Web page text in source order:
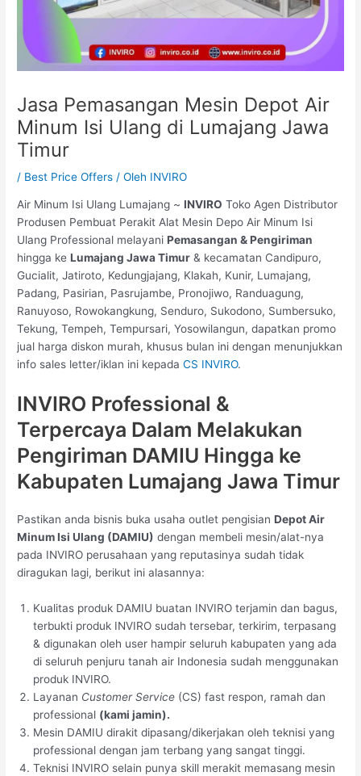
Jasa Pemasangan Mesin Depot Air
Minum Isi Ulang di Lumajang Jawa
Timur
/ Best Price Offers / Oleh INVIRO
Air Minum Isi Ulang Lumajang ~INVIRO Toko Agen Distributor
Produsen Pembuat Perakit Alat Mesin Depo Air Minum Isi
Ulang Professional melayaniPemasangan & Pengiriman
hingga keLumajang Jawa Timur & kecamatan Candipuro,
Gucialit, Jatiroto, Kedungjajang, Klakah, Kunir, Lumajang,
Padang, Pasirian, Pasrujambe, Pronojiwo, Randuagung,
Ranuyoso, Rowokangkung, Senduro, Sukodono, Sumbersuko,
Tekung, Tempeh, Tempursari, Yosowilangun, dapatkan promo
jual harga diskon murah, khusus bulan ini dengan menunjukkan
info sales letter/iklan ini kepadaCS INVIRO.
INVIRO Professional &
Terpercaya Dalam Melakukan
Pengiriman DAMIU Hingga ke
Kabupaten Lumajang Jawa Timur
Pastikan anda bisnis buka usaha outlet pengisianDepot Air
Minum Isi Ulang (DAMIU) dengan membeli mesin/alat-nya
pada INVIRO perusahaan yang reputasinya sudah tidak
diragukan lagi, berikut ini alasannya:
Kualitas produk DAMIU buatan INVIRO terjamin dan bagus,
terbukti produk INVIRO sudah tersebar, terkirim, terpasang
& digunakan oleh user hampir seluruh kabupaten yang ada
di seluruh penjuru tanah air Indonesia sudah menggunakan
produk INVIRO.
Layanan Customer Service (CS) fast respon, ramah dan
professional (kami jamin).
Mesin DAMIU dirakit dipasang/dikerjakan oleh teknisi yang
professional dengan jam terbang yang sangat tinggi.
Teknisi INVIRO selain punya skill merakit memasang mesin